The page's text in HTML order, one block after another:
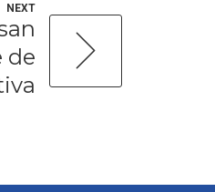
NEXT
de